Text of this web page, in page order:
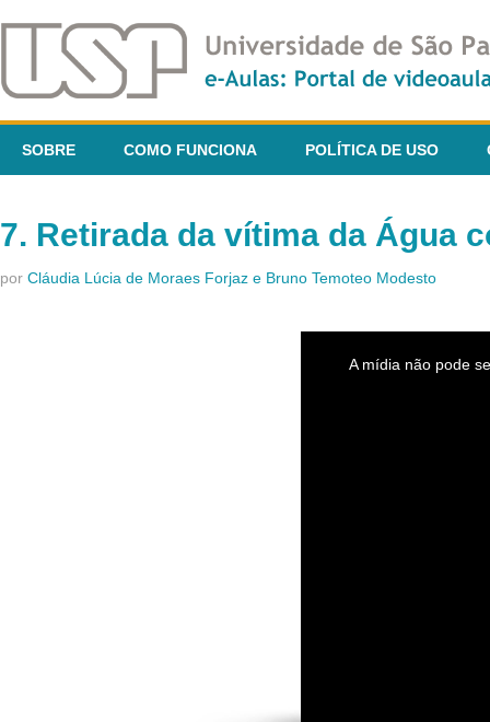
SOBRE COMO FUNCIONA POLÍTICA DE USO
7. Retirada da vítima da Água
por Cláudia Lúcia de Moraes Forjaz e Bruno Temoteo Modesto
A mídia não pode